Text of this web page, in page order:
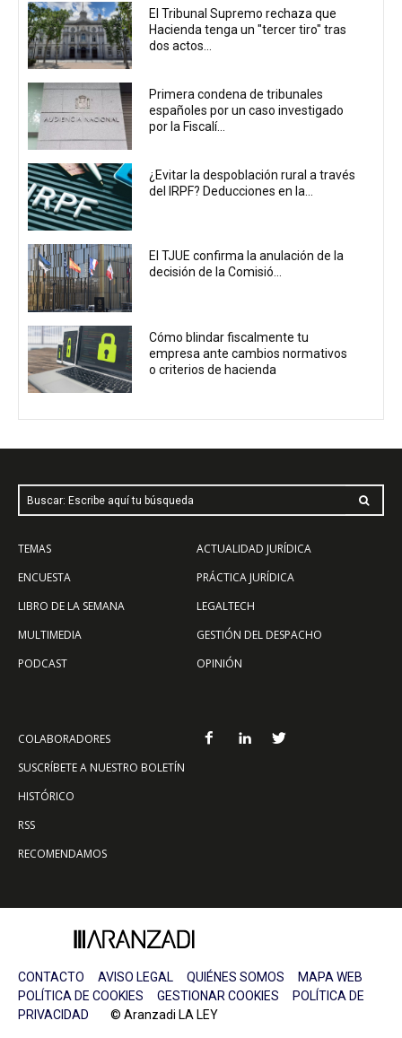
El Tribunal Supremo rechaza que
Hacienda tenga un "tercer tiro" tras
dos actos...
Primera condena de tribunales
españoles por un caso investigado
por la Fiscalí...
¿Evitar la despoblación rural a través
del IRPF? Deducciones en la...
El TJUE confirma la anulación de la
decisión de la Comisió...
Cómo blindar fiscalmente tu
empresa ante cambios normativos
o criterios de hacienda
Buscar: Escribe aquí tu búsqueda
TEMAS
ENCUESTA
LIBRO DE LA SEMANA
MULTIMEDIA
PODCAST
ACTUALIDAD JURÍDICA
PRÁCTICA JURÍDICA
LEGALTECH
GESTIÓN DEL DESPACHO
OPINIÓN
COLABORADORES
SUSCRÍBETE A NUESTRO BOLETÍN
HISTÓRICO
RSS
RECOMENDAMOS
CONTACTO AVISO LEGAL QUIÉNES SOMOS
MAPA WEB
POLÍTICA DE COOKIES
GESTIONAR COOKIES
POLÍTICA DE
PRIVACIDAD © Aranzadi LA LEY